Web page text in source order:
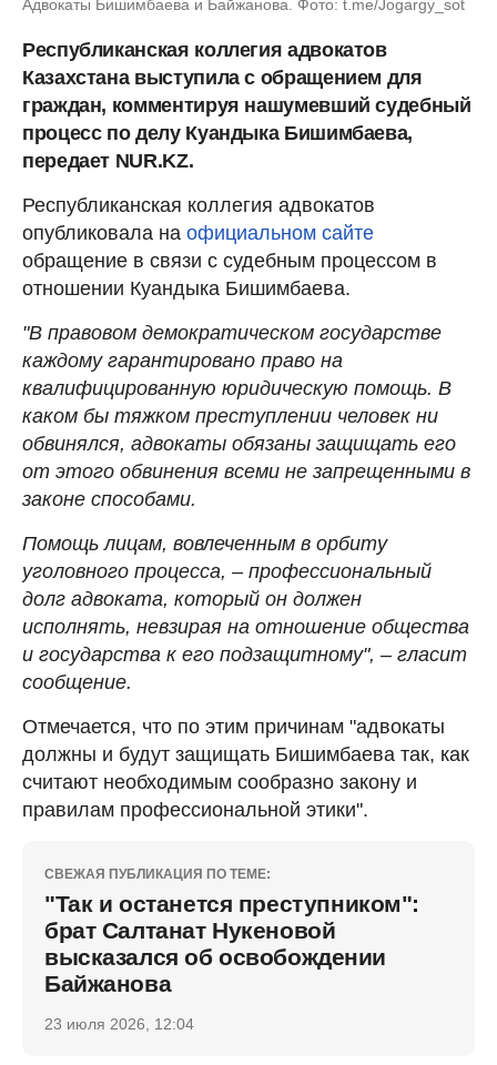
Адвокаты Бишимбаева и Байжанова. Фото: t.me/Jogargy_sot
Республиканская коллегия адвокатов
Казахстана выступила с обращением для
граждан, комментируя нашумевший судебный
процесс по делу Куандыка Бишимбаева,
передает NUR.KZ.
Республиканская коллегия адвокатов
опубликовала на официальном сайте
обращение в связи с судебным процессом в
отношении Куандыка Бишимбаева.
"В правовом демократическом государстве
каждому гарантировано право на
квалифицированную юридическую помощь. В
каком бы тяжком преступлении человек ни
обвинялся, адвокаты обязаны защищать его
от этого обвинения всеми не запрещенными в
законе способами.
Помощь лицам, вовлеченным в орбиту
уголовного процесса, – профессиональный
долг адвоката, который он должен
исполнять, невзирая на отношение общества
и государства к его подзащитному", – гласит
сообщение.
Отмечается, что по этим причинам "адвокаты
должны и будут защищать Бишимбаева так, как
считают необходимым сообразно закону и
правилам профессиональной этики".
СВЕЖАЯ ПУБЛИКАЦИЯ ПО ТЕМЕ:
"Так и останется преступником":
брат Салтанат Нукеновой
высказался об освобождении
Байжанова
23 июля 2026, 12:04